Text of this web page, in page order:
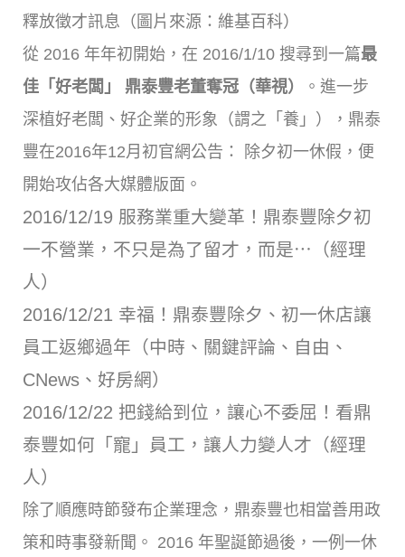
釋放徵才訊息（圖片來源：維基百科）
從 2016 年年初開始，在 2016/1/10 搜尋到一篇最
佳「好老闆」 鼎泰豐老董奪冠（華視）
。進一步
深植好老闆、好企業的形象（謂之「養」），鼎泰
豐在2016年12月初官網公告： 除夕初一休假，便
開始攻佔各大媒體版面。
2016/12/19 服務業重大變革！鼎泰豐除夕初
一不營業，不只是為了留才，而是⋯（經理
人）
2016/12/21 幸福！鼎泰豐除夕、初一休店讓
員工返鄉過年（中時、關鍵評論、自由、
CNews、好房網）
2016/12/22 把錢給到位，讓心不委屈！看鼎
泰豐如何「寵」員工，讓人力變人才（經理
人）
除了順應時節發布企業理念，鼎泰豐也相當善用政
策和時事發新聞。 2016 年聖誕節過後，一例一休